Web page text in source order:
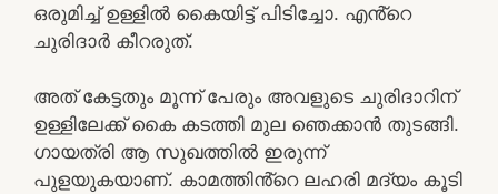
ഒരുമിച്ച് ഉള്ളിൽ കൈയിട്ട് പിടിച്ചോ. എൻ്റെ
ചുരിദാർ കീറരുത്.
അത് കേട്ടതും മൂന്ന് പേരും അവളുടെ ചുരിദാറിന്
ഉള്ളിലേക്ക് കൈ കടത്തി മുല ഞെക്കാൻ തുടങ്ങി.
ഗായത്രി ആ സുഖത്തിൽ ഇരുന്ന്
പുളയുകയാണ്. കാമത്തിൻ്റെ ലഹരി മദ്യം കൂടി